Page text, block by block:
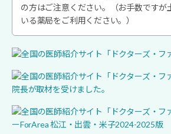
ク
の方はご注意ください。（お手数ですが
いる薬局をご利用ください。）